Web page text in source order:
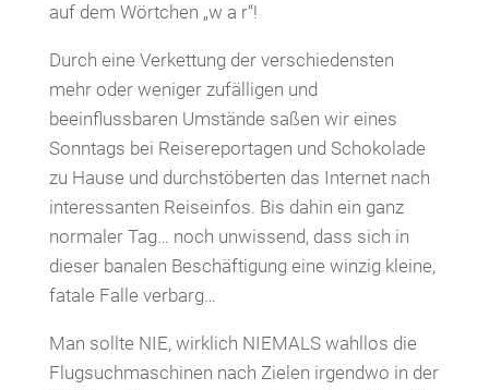
auf dem Wörtchen „w a r“!
Durch eine Verkettung der verschiedensten
mehr oder weniger zufälligen und
beeinflussbaren Umstände saßen wir eines
Sonntags bei Reisereportagen und Schokolade
zu Hause und durchstöberten das Internet nach
interessanten Reiseinfos. Bis dahin ein ganz
normaler Tag… noch unwissend, dass sich in
dieser banalen Beschäftigung eine winzig kleine,
fatale Falle verbarg…
Man sollte NIE, wirklich NIEMALS wahllos die
Flugsuchmaschinen nach Zielen irgendwo in der